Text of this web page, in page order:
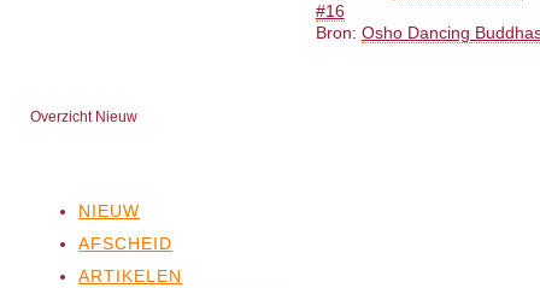
#16
Bron: Osho Dancing
Overzicht Nieuw
NIEUW
AFSCHEID
ARTIKELEN